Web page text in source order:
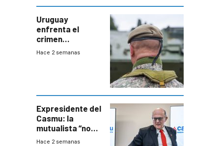
Uruguay
enfrenta el
crimen
organizado con
seguridad
Hace 2 semanas
Expresidente del
Casmu: la
mutualista “no
está para pagar”
Hace 2 semanas